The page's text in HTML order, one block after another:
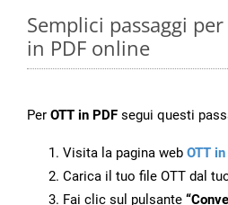
Semplici passaggi
in PDF online
Per OTT in PDF segui questi
Visita la pagina web OTT
Carica il tuo file OTT dal
Fai clic sul pulsante